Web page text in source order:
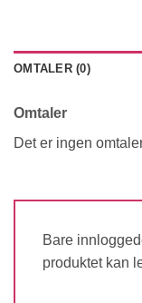
OMTALER (0)
Omtaler
Det er ingen
Bare
produktet kan